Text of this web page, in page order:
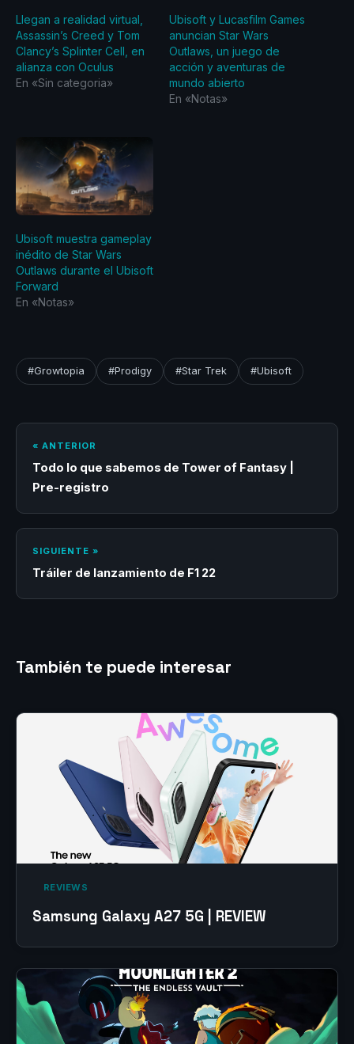
Llegan a realidad virtual,
Assassin’s Creed y Tom
Clancy’s Splinter Cell, en
alianza con Oculus
En «Sin categoria»
Ubisoft y Lucasfilm Games
anuncian Star Wars
Outlaws, un juego de
acción y aventuras de
mundo abierto
En «Notas»
Ubisoft muestra gameplay
inédito de Star Wars
Outlaws durante el Ubisoft
Forward
En «Notas»
#Growtopia #Prodigy #Star Trek #Ubisoft
« ANTERIOR
Todo lo que sabemos de Tower of Fantasy |
Pre-registro
SIGUIENTE »
Tráiler de lanzamiento de F1 22
También te puede interesar
‎ REVIEWS‎
Samsung Galaxy A27 5G | REVIEW